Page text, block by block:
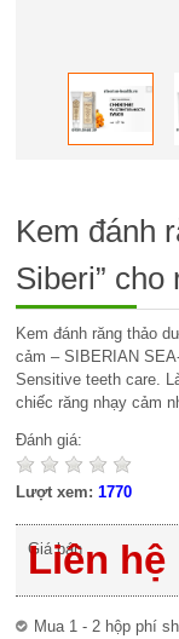
Kem đánh
Siberi” cho
Kem đánh răng thảo
cảm – SIBERIAN
Sensitive teeth care.
chiếc răng nhạy cảm
Đánh giá:
Lượt xem:1770
Giá bán
Liên hệ
Mua 1 - 2 hộp phí